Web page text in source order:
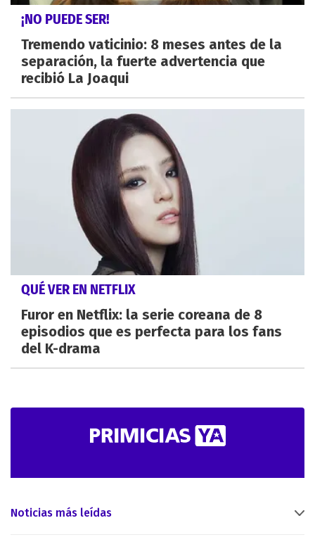
¡NO PUEDE SER!
Tremendo vaticinio: 8 meses antes de la
separación, la fuerte advertencia que
recibió La Joaqui
QUÉ VER EN NETFLIX
Furor en Netflix: la serie coreana de 8
episodios que es perfecta para los fans
del K-drama
Noticias más leídas